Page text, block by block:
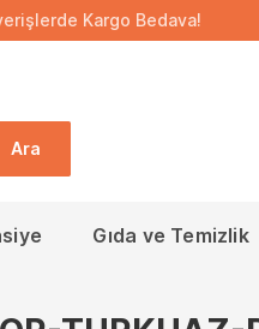
Kargo Bedava!
Ara
Gıda ve Temizlik